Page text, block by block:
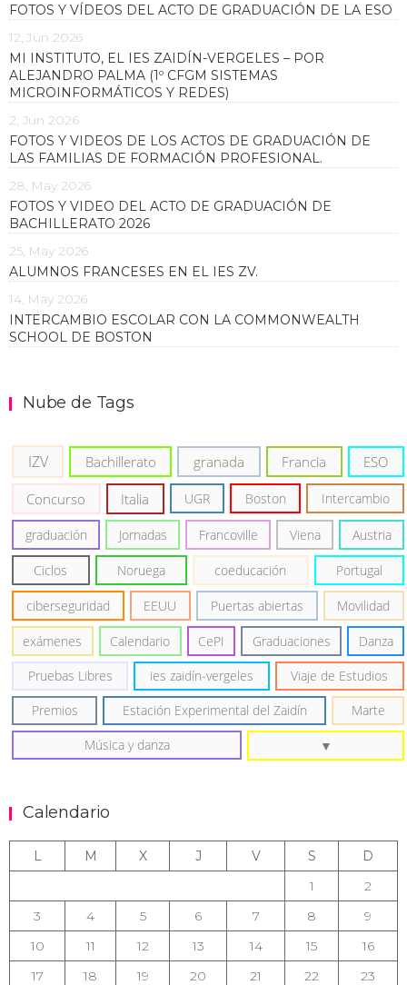
FOTOS Y VÍDEOS DEL ACTO DE GRADUACIÓN DE LA ESO
12, Jun 2026
MI INSTITUTO, EL IES ZAIDÍN-VERGELES – POR
ALEJANDRO PALMA (1º CFGM SISTEMAS
MICROINFORMÁTICOS Y REDES)
2, Jun 2026
FOTOS Y VIDEOS DE LOS ACTOS DE GRADUACIÓN DE
LAS FAMILIAS DE FORMACIÓN PROFESIONAL.
28, May 2026
FOTOS Y VIDEO DEL ACTO DE GRADUACIÓN DE
BACHILLERATO 2026
25, May 2026
ALUMNOS FRANCESES EN EL IES ZV.
14, May 2026
INTERCAMBIO ESCOLAR CON LA COMMONWEALTH
SCHOOL DE BOSTON
Nube de Tags
IZV Bachillerato granada Francia ESO
Concurso Italia UGR Boston Intercambio
graduación Jornadas Francoville Viena Austria
Ciclos Noruega coeducación Portugal
ciberseguridad EEUU Puertas abiertas Movilidad
exámenes Calendario CePI Graduaciones Danza
Pruebas Libres ies zaidín-vergeles Viaje de Estudios
Premios Estación Experimental del Zaidín Marte
Música y danza
Calendario
L M X J V S
D
1
2
3
4 5 6 7 8
9
10
11 12 13 14 15
16
17
18 19 20 21 22 23